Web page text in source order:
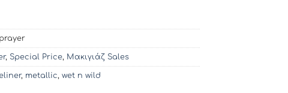
, Special Price, Μακιγιάζ Sales
, metallic, wet n wild